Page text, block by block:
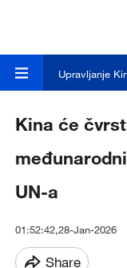
Upravljanje
Kina će
UN-a
01:52:42,28-Jan-2026
Share